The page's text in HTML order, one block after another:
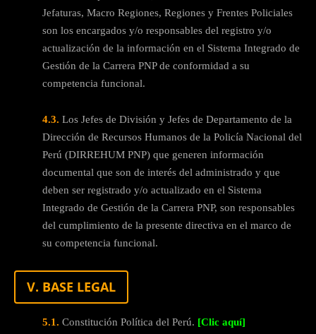
Jefaturas, Macro Regiones, Regiones y Frentes Policiales
son los encargados y/o responsables del registro y/o
actualización de la información en el Sistema Integrado de
Gestión de la Carrera PNP de conformidad a su
competencia funcional.
4.3. Los Jefes de División y Jefes de Departamento de la
Dirección de Recursos Humanos de la Policía Nacional del
Perú (DIRREHUM PNP) que generen información
documental que son de interés del administrado y que
deben ser registrado y/o actualizado en el Sistema
Integrado de Gestión de la Carrera PNP, son responsables
del cumplimiento de la presente directiva en el marco de
su competencia funcional.
V. BASE LEGAL
5.1. Constitución Política del Perú. [Clic aquí]